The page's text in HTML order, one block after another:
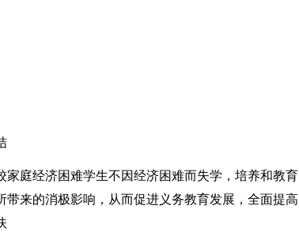
庭经济困难学生不因经济困难而失学，培养和教育
来的消极影响，从而促进义务教育发展，全面提高